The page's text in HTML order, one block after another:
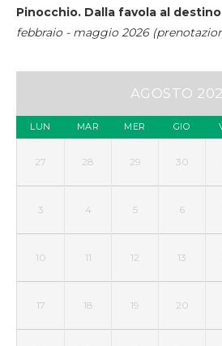
Pinocchio. Dalla favola al destino
febbraio - maggio 2026
AGOSTO
LUN MAR MER GIO
27 28 29 30
3 4 5 6
10 11 12 13
17 18 19 20